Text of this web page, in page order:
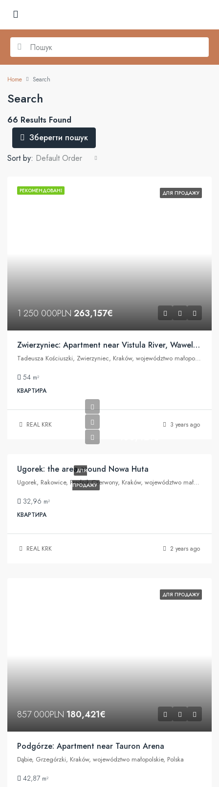
Home Search
Search
66 Results Found
Sort by: Default Order
Зберегти пошук
РЕКОМЕНДОВАНІ ДЛЯ ПРОДАЖУ
1 250 000PLN 263,157€
Zwierzyniec: Apartment near Vistula River, Wawel Castle
Tadeusza Kościuszki, Zwierzyniec, Kraków, województwo małopolskie, 30-201, Polska
54 m²
КВАРТИРА
REAL KRK 3 years ago
ДЛЯ
ПРОДАЖУ
Ugorek: the area around Nowa Huta
Ugorek, Rakowice, Prądnik Czerwony, Kraków, województwo małopolskie, 31-455, Polska
32,96 m²
КВАРТИРА
REAL KRK 2 years ago
ДЛЯ ПРОДАЖУ
857 000PLN 180,421€
Podgórze: Apartment near Tauron Arena
Dąbie, Grzegórzki, Kraków, województwo małopolskie, Polska
42,87 m²